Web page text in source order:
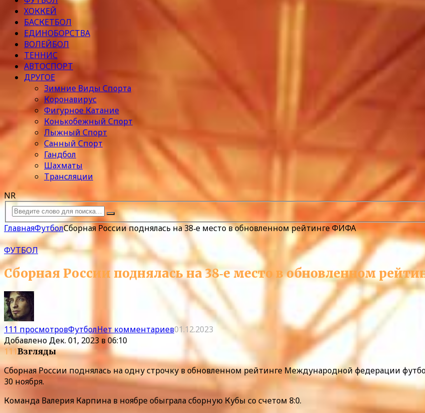
ХОККЕЙ
БАСКЕТБОЛ
ЕДИНОБОРСТВА
ВОЛЕЙБОЛ
ТЕННИС
АВТОСПОРТ
ДРУГОЕ
Зимние Виды Спорта
Коронавирус
Фигурное Катание
Конькобежный Спорт
Лыжный Спорт
Санный Спорт
Гандбол
Шахматы
Трансляции
NR
ГлавнаяФутболСборная России поднялась на 38‑е место в обновленном рейтинге ФИФА
ФУТБОЛ
Сборная России поднялась на 38‑е место в обновленном
111 просмотровФутболНет комментариев01.12.2023
ДобавленоДек. 01, 2023 в 06:10
111Взгляды
Сборная России поднялась на одну строчку в обновленном рейтинге Международной федерации
30 ноября.
Команда Валерия Карпина в ноябре обыграла сборную Кубы со счетом 8:0.